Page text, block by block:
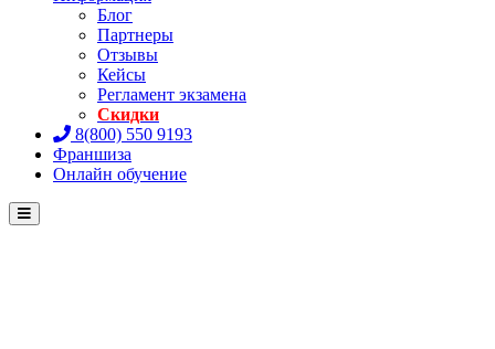
Блог
Партнеры
Отзывы
Кейсы
Регламент экзамена
Скидки
8(800) 550 9193
Франшиза
Онлайн обучение
Menu